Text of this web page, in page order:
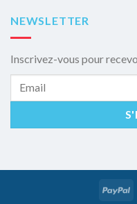
NEWSLETTER
Inscrivez-vous pour